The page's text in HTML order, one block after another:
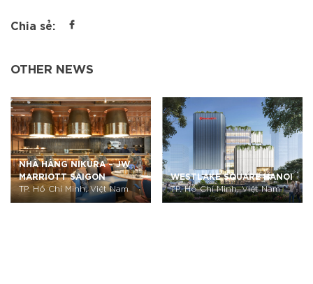
Chia sẻ:
OTHER NEWS
NHÀ HÀNG NIKURA – JW
MARRIOTT SAIGON
TP. Hồ Chí Minh, Việt Nam
WESTLAKE SQUARE HANOI
TP. Hồ Chí Minh, Việt Nam